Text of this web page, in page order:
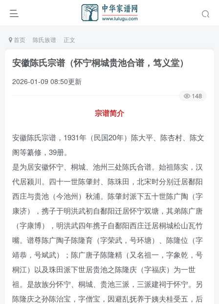
首页 陈氏族谱 正文
安徽陈氏宗谱（怀宁桐城贵池合谱，笃义堂）
2026-01-09 08:50更新
148
宗谱简介
安徽陈氏宗谱，1931年（民国20年）陈大平、陈杏村、陈文
阁等纂修，39册。
是为居安徽怀宁、桐城、池州三处陈氏合谱。始祖陈实，汉
代居颍川。四十一世陈肇封、陈珠田，北宋时分别迁居鄱阳
西庄与贵池（今池州）秋浦。陈肇封派下五十世陈广陶（字
康济），携子于明洪武初自鄱阳迁居怀宁双塘，其弟陈广唐
（字康博），明洪武四年携子自鄱阳西庄迁居桐城松山瓦竹
嘴。谱尊陈广陶子陈隆育（字荣武，号环塘）、陈隆位（字
靖恭，号斌武）；陈广唐子陈隆精（又名祖一，字象乾，号
桐江）以及珠田派下世居贵池之陈隆庆（字福庆）为一世
祖。是故族分怀宁、桐城、贵池三派，三派建祠于怀宁。另
陈隆庆之孙陈治宝，字僧宝，因避乱抚养于姨夫桂受五，后